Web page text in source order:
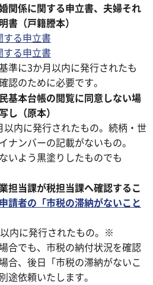
関係に関する申立書、夫婦それ
書（戸籍謄本）
る申立書
る申立書
準に3か月以内に発行されたも
認のために必要です。
基本台帳の閲覧に同意しない場
し（原本）
内に発行されたもの。続柄・世
ナンバーの記載がないもの。
いよう黒塗りしたものでも
担当課が税担当課へ確認するこ
申請者の「市税の滞納がないこと
内に発行されたもの。※
合でも、市税の納付状況を確認
合、後日「市税の滞納がないこ
途依頼いたします。